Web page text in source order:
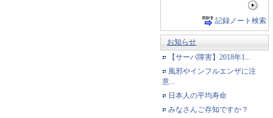
記録ノート検索
お知らせ
【サーバ障害】2018年1...
風邪やインフルエンザに注
意...
日本人の平均寿命
みなさんご存知ですか？